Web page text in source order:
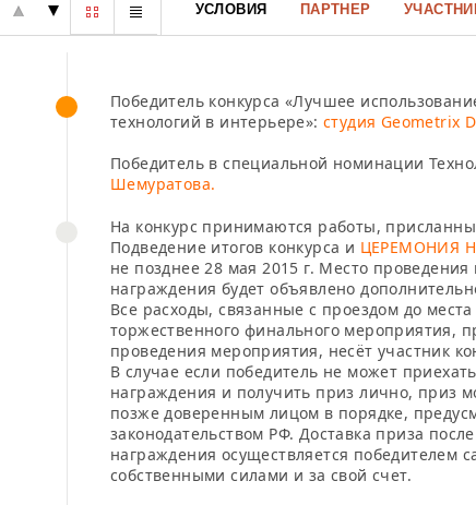
52
УСЛОВИЯ ПАРТНЕР
Победитель конкурса «Лучшее
технологий в интерьере»: студия Geometrix
Победитель в специальной номинации
Шемуратова.
На конкурс принимаются работы,
Подведение итогов конкурса и ЦЕРЕМОНИЯ
не позднее 28 мая 2015 г. Место
награждения будет объявлено
Все расходы, связанные с проездом до
торжественного финального мероприятия,
проведения мероприятия, несёт участник
В случае если победитель не может
награждения и получить приз лично, приз
позже доверенным лицом в порядке,
законодательством РФ. Доставка приза
награждения осуществляется победителем
собственными силами и за свой счет.